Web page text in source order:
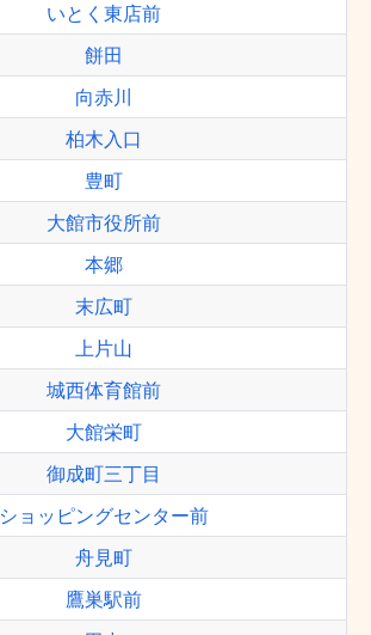
いとく東店前
餅田
向赤川
柏木入口
豊町
大館市役所前
本郷
末広町
上片山
城西体育館前
大館栄町
御成町三丁目
ショッピングセンター前
舟見町
鷹巣駅前